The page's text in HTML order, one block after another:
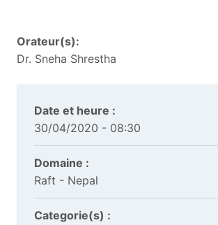
Orateur(s):
Dr. Sneha Shrestha
Date et heure :
30/04/2020 - 08:30
Domaine :
Raft - Nepal
Categorie(s) :